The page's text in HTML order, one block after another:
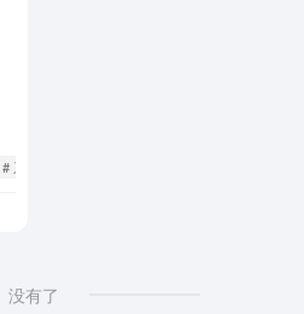
# 系统优化
没有了